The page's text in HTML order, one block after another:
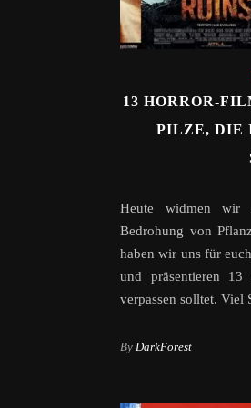
13 HORROR-
PILZE, DIE
Heute widmen wir
Bedrohung von
haben wir uns für
und präsentieren
verpassen solltet. Viel
By DarkForest